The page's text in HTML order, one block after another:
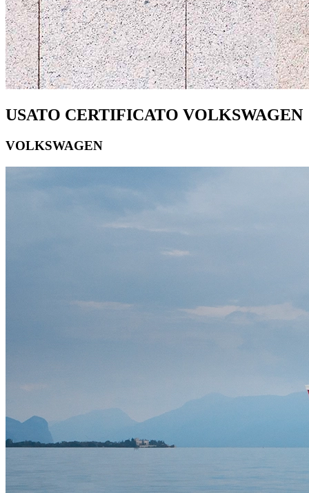
USATO CERTIFICATO VOLKSWAGEN
VOLKSWAGEN